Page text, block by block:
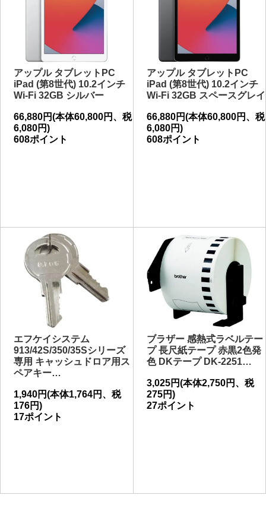
アップル タブレットPC
iPad (第8世代) 10.2インチ
Wi-Fi 32GB シルバー
66,880円(本体60,800円、税
6,080円)
608ポイント
アップル タブレットPC
iPad (第8世代) 10.2インチ
Wi-Fi 32GB スペースグレイ
66,880円(本体60,800円、税
6,080円)
608ポイント
エフケイシステム
913/42S/350/35Sシリーズ
専用 キャッシュドロア用ス
ペアキー…
1,940円(本体1,764円、税
176円)
17ポイント
ブラザー 感熱式ラベルテー
プ 長尺紙テープ 赤黒2色発
色 DKテープ DK-2251…
3,025円(本体2,750円、税
275円)
27ポイント